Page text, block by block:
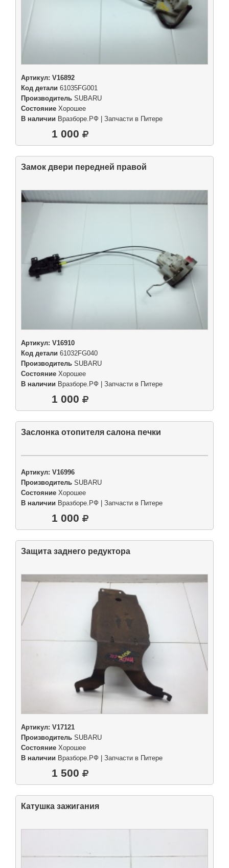
Артикул: V16892
Код детали 61035FG001
Производитель SUBARU
Состояние Хорошее
В наличии Вразборе.РФ | Запчасти в Питере
1 000
Замок двери передней правой
Артикул: V16910
Код детали 61032FG040
Производитель SUBARU
Состояние Хорошее
В наличии Вразборе.РФ | Запчасти в Питере
1 000
Заслонка отопителя салона печки
Артикул: V16996
Производитель SUBARU
Состояние Хорошее
В наличии Вразборе.РФ | Запчасти в Питере
1 000
Защита заднего редуктора
Артикул: V17121
Производитель SUBARU
Состояние Хорошее
В наличии Вразборе.РФ | Запчасти в Питере
1 500
Катушка зажигания